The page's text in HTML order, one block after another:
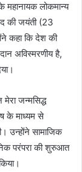
महानायक लोकमान्य
की जयंती (23
कहा कि देश की
अविस्मरणीय है,
जन्मसिद्ध
के माध्यम से
उन्होंने सामाजिक
परंपरा की शुरुआत